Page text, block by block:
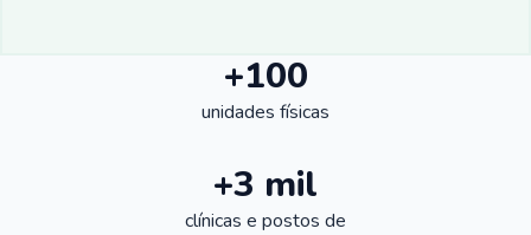
+100
unidades físicas
+3 mil
clínicas e postos de